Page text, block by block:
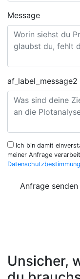
Message
af_label_message2
Ich bin damit
meiner Anfrage
Anfrage senden
Unsicher,